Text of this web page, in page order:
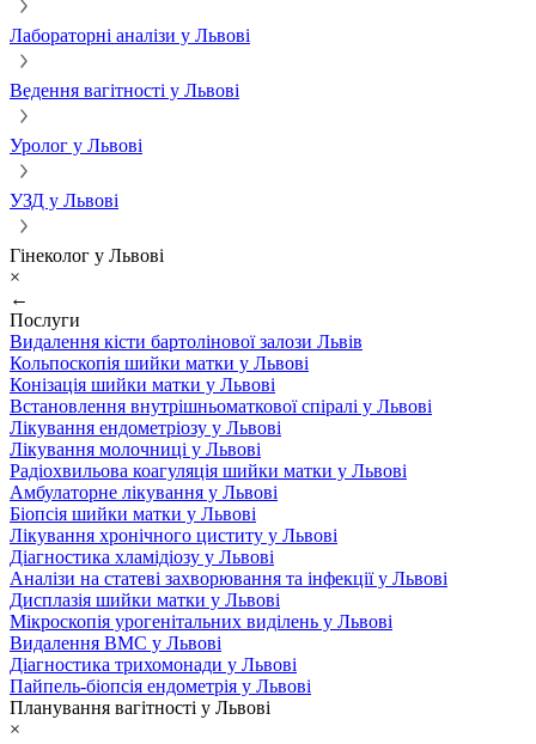
Лабораторні аналізи у Львові
Ведення вагітності у Львові
Уролог у Львові
УЗД у Львові
Гінеколог у Львові
×
←
Послуги
Видалення кісти бартолінової залози Львів
Кольпоскопія шийки матки у Львові
Конізація шийки матки у Львові
Встановлення внутрішньоматкової спіралі у Львові
Лікування ендометріозу у Львові
Лікування молочниці у Львові
Радіохвильова коагуляція шийки матки у Львові
Амбулаторне лікування у Львові
Біопсія шийки матки у Львові
Лікування хронічного циститу у Львові
Діагностика хламідіозу у Львові
Аналізи на статеві захворювання та інфекції у Львові
Дисплазія шийки матки у Львові
Мікроскопія урогенітальних виділень у Львові
Видалення ВМС у Львові
Діагностика трихомонади у Львові
Пайпель-біопсія ендометрія у Львові
Планування вагітності у Львові
×